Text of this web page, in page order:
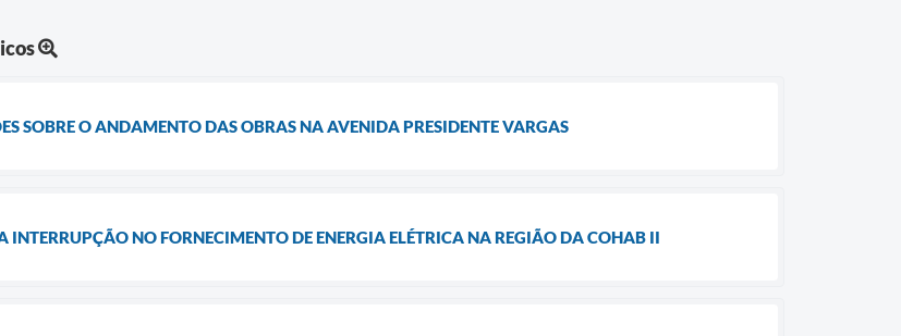
SOBRE O ANDAMENTO DAS OBRAS NA AVENIDA PRESIDENTE VARGAS
NO FORNECIMENTO DE ENERGIA ELÉTRICA NA REGIÃO DA COHAB II